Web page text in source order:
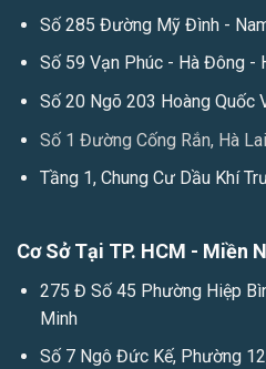
Số 285 Đường Mỹ Đình -
Số 59 Vạn Phúc - Hà Đông -
Số 20 Ngõ 203 Hoàng Quốc
Số 1 Đường Cống Rắn, Hà
Tầng 1, Chung Cư Dầu Khí
Cơ Sở Tại TP. HCM - Miền
275 Đ Số 45 Phường Hiệp
Minh
Số 7 Ngô Đức Kế, Phường